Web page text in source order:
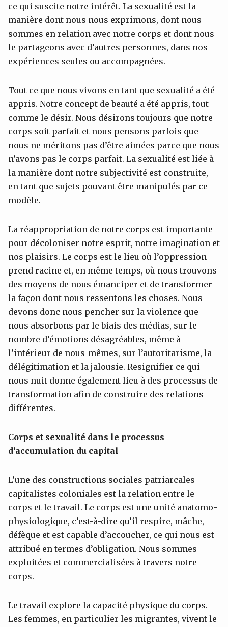
ce qui suscite notre intérêt. La sexualité est la
manière dont nous nous exprimons, dont nous
sommes en relation avec notre corps et dont nous
le partageons avec d’autres personnes, dans nos
expériences seules ou accompagnées.
Tout ce que nous vivons en tant que sexualité a été
appris. Notre concept de beauté a été appris, tout
comme le désir. Nous désirons toujours que notre
corps soit parfait et nous pensons parfois que
nous ne méritons pas d’être aimées parce que nous
n’avons pas le corps parfait. La sexualité est liée à
la manière dont notre subjectivité est construite,
en tant que sujets pouvant être manipulés par ce
modèle.
La réappropriation de notre corps est importante
pour décoloniser notre esprit, notre imagination et
nos plaisirs. Le corps est le lieu où l’oppression
prend racine et, en même temps, où nous trouvons
des moyens de nous émanciper et de transformer
la façon dont nous ressentons les choses. Nous
devons donc nous pencher sur la violence que
nous absorbons par le biais des médias, sur le
nombre d’émotions désagréables, même à
l’intérieur de nous-mêmes, sur l’autoritarisme, la
délégitimation et la jalousie. Resignifier ce qui
nous nuit donne également lieu à des processus de
transformation afin de construire des relations
différentes.
Corps et sexualité dans le processus
d’accumulation du capital
L’une des constructions sociales patriarcales
capitalistes coloniales est la relation entre le
corps et le travail. Le corps est une unité anatomo-
physiologique, c’est-à-dire qu’il respire, mâche,
défèque et est capable d’accoucher, ce qui nous est
attribué en termes d’obligation. Nous sommes
exploitées et commercialisées à travers notre
corps.
Le travail explore la capacité physique du corps.
Les femmes, en particulier les migrantes, vivent le